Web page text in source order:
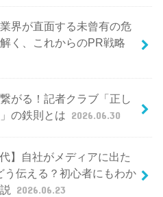
界が直面する未曾有の危
く、これからのPR戦略
がる！記者クラブ「正し
の鉄則とは 2026.06.30
代】自社がメディアに出た
う伝える？初心者にもわか
2026.06.23